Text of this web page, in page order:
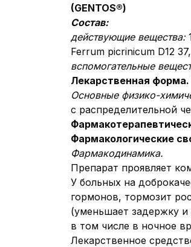
(GENTOS®)
Состав:
действующие вещества:
Ferrum picrinicum D12
вспомогательные
Лекарственная форма.
Основные физико-
с распределительной
Фармакологические
Фармакодинамика.
Препарат проявляет
У больных на
гормонов, тормозит
(уменьшает задержку и
в том числе в ночное
Лекарственное